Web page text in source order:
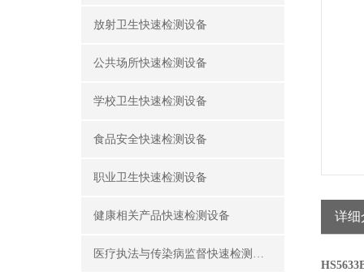
放射卫生快速检测设备
公共场所快速检测设备
学校卫生快速检测设备
食品安全快速检测设备
职业卫生快速检测设备
健康相关产品快速检测设备
医疗执法与传染病监督快速检测设备
详细